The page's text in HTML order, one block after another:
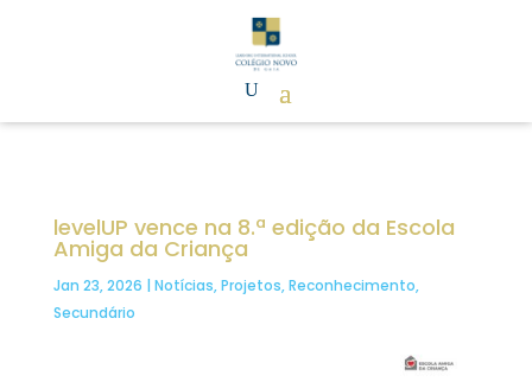
levelUP vence na 8.ª edição da Escola
Amiga da Criança
Jan 23, 2026 | Notícias,Projetos,Reconhecimento,
Secundário